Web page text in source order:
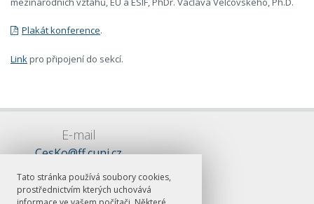
Tato stránka používá soubory cookies,
prostřednictvím kterých uchovává
Plakát konference.
Linkpro připojení do sekcí.
E-mail
CesKo@ff.cuni.cz